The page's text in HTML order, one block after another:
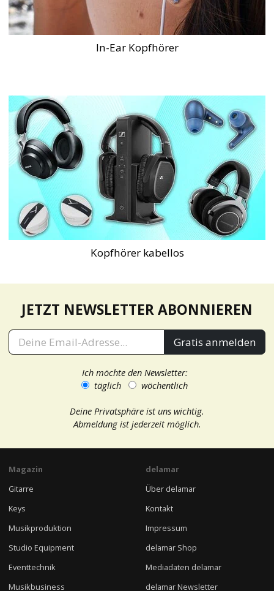
In-Ear Kopfhörer
Kopfhörer kabellos
JETZT NEWSLETTER ABONNIEREN
Gratis anmelden
Ich möchte den Newsletter:
täglich
wöchentlich
Deine Privatsphäre ist uns wichtig.
Abmeldung ist jederzeit möglich.
Magazin
Gitarre
Keys
Musikproduktion
Studio Equipment
Eventtechnik
Musikbusiness
delamar
Über delamar
Kontakt
Impressum
delamar Shop
Mediadaten delamar
delamar Newsletter